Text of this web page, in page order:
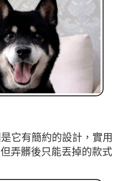
它有簡約的設計，實用
弄髒後只能丟掉的款式